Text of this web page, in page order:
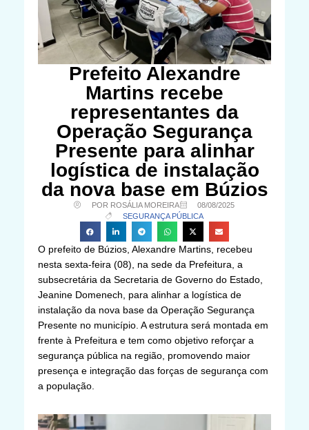
Prefeito Alexandre
Martins recebe
representantes da
Operação Segurança
Presente para alinhar
logística de instalação
da nova base em Búzios
POR ROSÁLIA MOREIRA
08/08/2025
SEGURANÇA PÚBLICA
O prefeito de Búzios, Alexandre Martins, recebeu
nesta sexta-feira (08), na sede da Prefeitura, a
subsecretária da Secretaria de Governo do Estado,
Jeanine Domenech, para alinhar a logística de
instalação da nova base da Operação Segurança
Presente no município. A estrutura será montada em
frente à Prefeitura e tem como objetivo reforçar a
segurança pública na região, promovendo maior
presença e integração das forças de segurança com
a população.